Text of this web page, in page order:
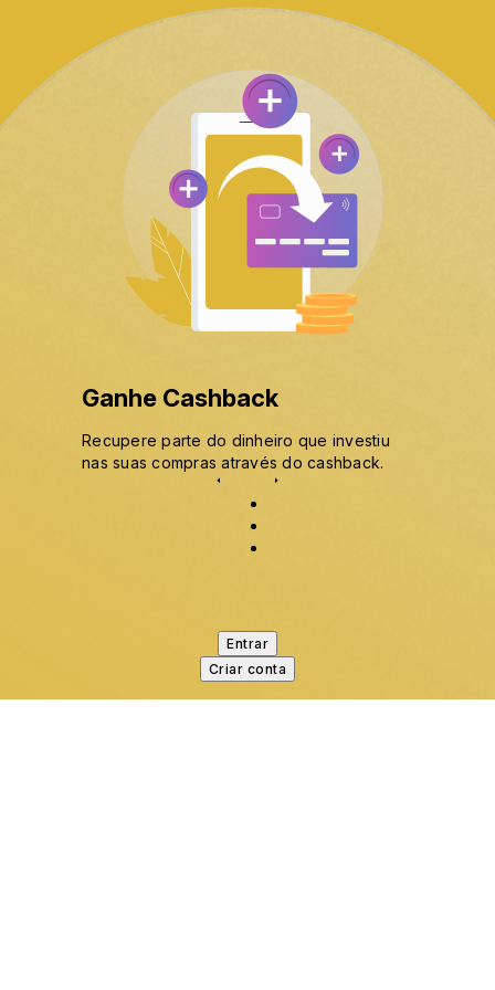
Ganhe Cashback
Recupere parte do dinheiro que investiu
nas suas compras através do cashback.
arrow_left arrow_right
Entrar
Criar conta